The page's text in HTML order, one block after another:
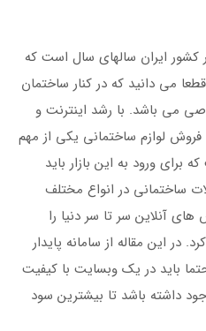
ایران سالهای سال است که
می دانید که در کنار ساختمان
می باشد. با رشد اینترنت و
فروش لوازم ساختمانی یکی از مهم
برای ورود به این بازار باید
ساختمانی در انواع مختلف
آنلاین سر تا سر دنیا را
این مقاله از سامانه پایدار
باید در یک وبسایت با کیفیت
داشته باشد تا بیشترین سود